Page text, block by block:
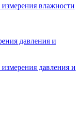
влажности
давления и
давления и